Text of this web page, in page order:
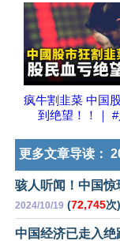
疯牛割韭菜 中国
到绝望！！｜
更多文章导读：
骇人听闻！中国
2024/10/19 (72,745次)
中国经济已走入